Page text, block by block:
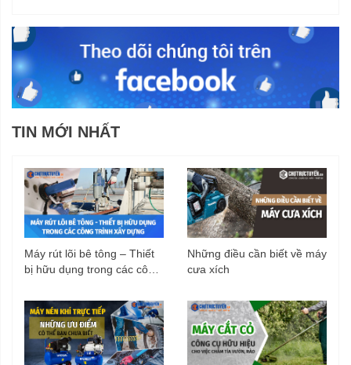
TIN MỚI NHẤT
Máy rút lõi bê tông – Thiết
bị hữu dụng trong các công
Những điều cần biết về máy
cưa xích